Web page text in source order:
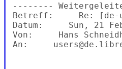
--------
Betreff:     Re: [de-
Datum:     Sun, 21
Von:     Hans
An: